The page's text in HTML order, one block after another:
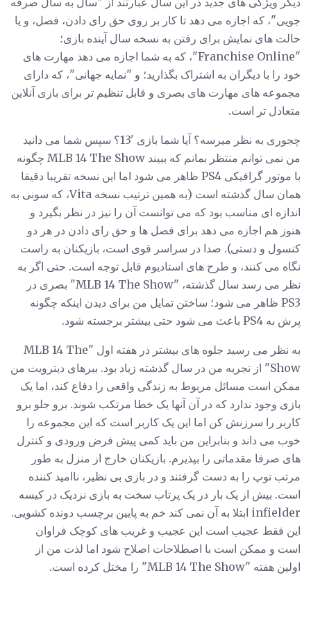
جویی"، که اجازه می دهد تا کار بر روی حق رای دادن، فصل، و یا
حالت های نمایش برای رفتن به نسخه سال آینده بازی؛
"Franchise Online"، که به شما اجازه می دهد مهارت های
خود را با دیگران به اشتراک بگذارید؛ و "نمایه جهانی"، که دارای
مجموعه های مهارت های بصری و قابل تنظیم تر برای بازی آنلاین
متعادل تر است.
چجوری به نظر میرسه؟ آیا شما بازی '13؟ سپس شما می دانید
من نمی توانم منتظر بمانم که ببیند MLB 14 The Show چگونه
با موتور گرافیکی PS4 ظاهر می شود اما این نسخه تقریبا دقیقا
همان سال گذشته است (به همین ترتیب نسخه Vita، که سونی به
اندازه ای مناسب بود که می توانست آن را نیز در نظر بگیرد و
هنوز هم اجازه می دهد برای فصل ها و حق رای دادن در هر دو
کنسول و دستی). صدا در سراسر قوی است، بازیکنان به راست
نگاه می کنند، و طرح های استادیوم قابل توجه است. حتی اگر به
نظر می رسد سال گذشته، "MLB 14 The Show" بصری در
PS3 ظاهر می شود؛ ساختن تمایل من برای دیدن اینکه چگونه
پرش به PS4 باعث می شود حتی بیشتر برجسته شود.
به نظر می رسید جلوه های بیشتر در هفته اول "MLB 14 The
Show" از تجربه من در سال گذشته زیاد بود. ببرهای دیترویت من
ممکن است مسائل مربوط به زندگی واقعی را دفاع کند، اما یک
بازی وجود ندارد که در آن آنها یک خطا مرتکب شوند. برو جلو برو
کاربر را سرزنش کن اما این یک کاربر است که این مجموعه را
خوب می داند و بنابراین من باید کمی پیش فرض ورودی و کنترل
های صرفا مقدماتی را بپذیرم. بازیکنان خارج از منزل به طور
مرتب توپ را به دست گرفتند و در بازی بی نظیر، ناامید کننده
است. بیش از یک بار در یک پرتاب سخت به بازی نزدیک در کیسه
infielder ابتلا به آن نمی کند خم به پایین برچسب دونده کشویی.
این فقط عجیب است این عجیب و غریب های کوچک فراوان
است و ممکن است با اصطلاحات اصلاح شود اما لذت من از
اولین هفته "MLB 14 The Show" را مختل کرده است.